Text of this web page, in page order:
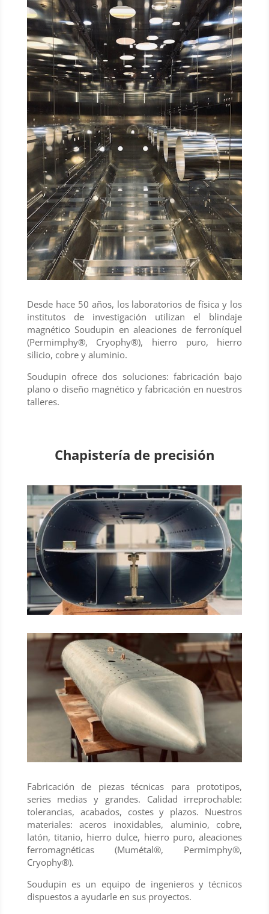
Desde hace 50 años, los laboratorios de física y los
institutos de investigación utilizan el blindaje
magnético Soudupin en aleaciones de ferroníquel
(Permimphy®, Cryophy®), hierro puro, hierro
silicio, cobre y aluminio.
Soudupin ofrece dos soluciones: fabricación bajo
plano o diseño magnético y fabricación en nuestros
talleres.
Chapistería de precisión
Fabricación de piezas técnicas para prototipos,
series medias y grandes. Calidad irreprochable:
tolerancias, acabados, costes y plazos. Nuestros
materiales: aceros inoxidables, aluminio, cobre,
latón, titanio, hierro dulce, hierro puro, aleaciones
ferromagnéticas (Mumétal®, Permimphy®,
Cryophy®).
Soudupin es un equipo de ingenieros y técnicos
dispuestos a ayudarle en sus proyectos.